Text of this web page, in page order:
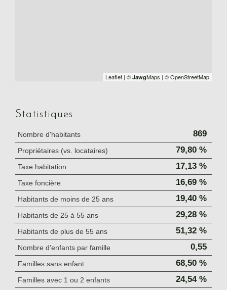
Leaflet | © JawgMaps | © OpenStreetMap
Statistiques
Nombre d'habitants 869
Propriétaires (vs. locataires) 79,80 %
Taxe habitation 17,13 %
Taxe foncière 16,69 %
Habitants de moins de 25 ans 19,40 %
Habitants de 25 à 55 ans 29,28 %
Habitants de plus de 55 ans 51,32 %
Nombre d'enfants par famille 0,55
Familles sans enfant 68,50 %
Familles avec 1 ou 2 enfants 24,54 %